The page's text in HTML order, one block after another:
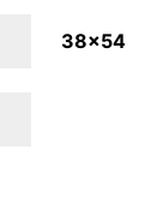
38×54